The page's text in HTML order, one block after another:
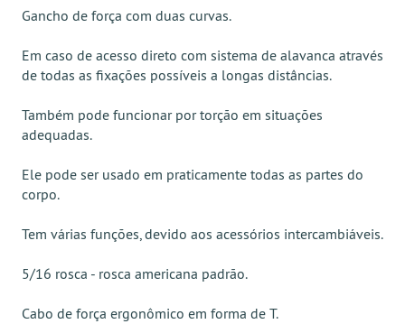
Gancho de força com duas curvas.
Em caso de acesso direto com sistema de alavanca através
de todas as fixações possíveis a longas distâncias.
Também pode funcionar por torção em situações
adequadas.
Ele pode ser usado em praticamente todas as partes do
corpo.
Tem várias funções, devido aos acessórios intercambiáveis.
5/16 rosca - rosca americana padrão.
Cabo de força ergonômico em forma de T.